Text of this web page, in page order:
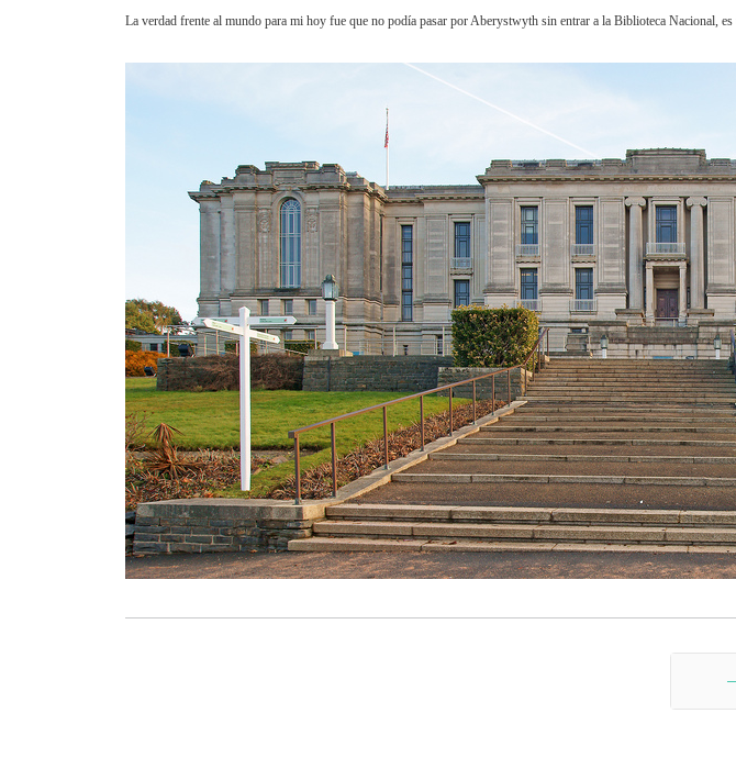
La verdad frente al mundo para mi hoy fue que no podía pasar por Aberystwyth sin entrar a la Biblioteca Nacional,